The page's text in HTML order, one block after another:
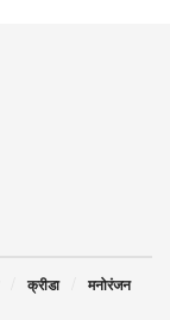
क्रीडा
मनोरंजन